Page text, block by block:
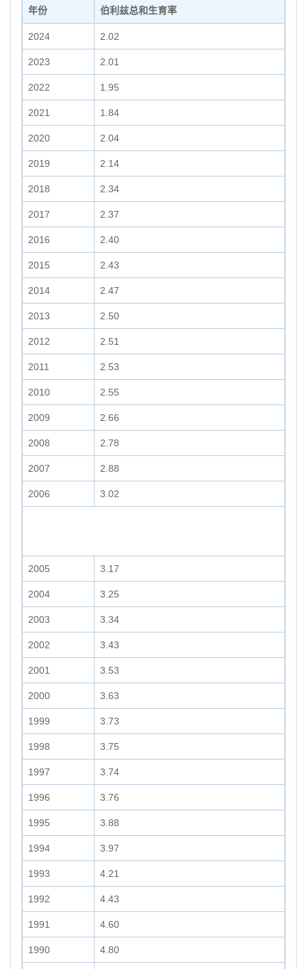
年份 伯利兹总和生育率
2024 2.02
2023 2.01
2022 1.95
2021 1.84
2020 2.04
2019 2.14
2018 2.34
2017 2.37
2016 2.40
2015 2.43
2014 2.47
2013 2.50
2012 2.51
2011 2.53
2010 2.55
2009 2.66
2008 2.78
2007 2.88
2006 3.02
2005 3.17
2004 3.25
2003 3.34
2002 3.43
2001 3.53
2000 3.63
1999 3.73
1998 3.75
1997 3.74
1996 3.76
1995 3.88
1994 3.97
1993 4.21
1992 4.43
1991 4.60
1990 4.80